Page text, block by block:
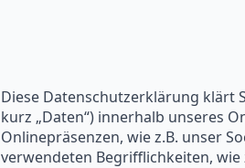
Diese Datenschutzerklärung klärt
kurz „Daten“) innerhalb unseres
Onlinepräsenzen, wie z.B. unser
verwendeten Begrifflichkeiten, wie